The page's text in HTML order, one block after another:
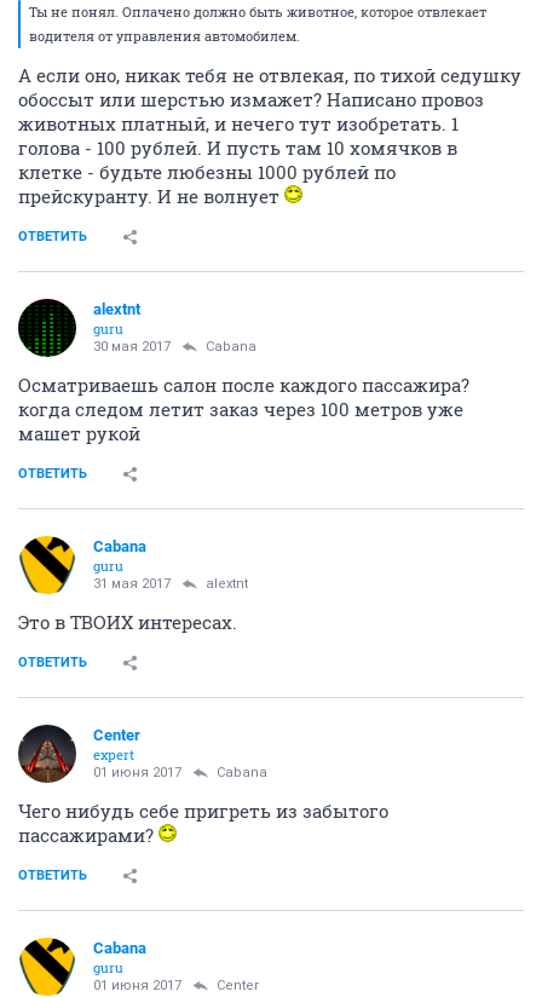
Ты не понял. Оплачено должно быть животное, которое отвлекает
водителя от управления автомобилем.
А если оно, никак тебя не отвлекая, по тихой седушку
обоссыт или шерстью измажет? Написано провоз
животных платный, и нечего тут изобретать. 1
голова - 100 рублей. И пусть там 10 хомячков в
клетке - будьте любезны 1000 рублей по
прейскуранту. И не волнует
ОТВЕТИТЬ
alextnt
guru
30 мая 2017 Cabana
Осматриваешь салон после каждого пассажира?
когда следом летит заказ через 100 метров уже
машет рукой
ОТВЕТИТЬ
Cabana
guru
31 мая 2017 alextnt
Это в ТВОИХ интересах.
ОТВЕТИТЬ
Center
expert
01 июня 2017 Cabana
Чего нибудь себе пригреть из забытого
пассажирами?
ОТВЕТИТЬ
Cabana
guru
01 июня 2017 Center